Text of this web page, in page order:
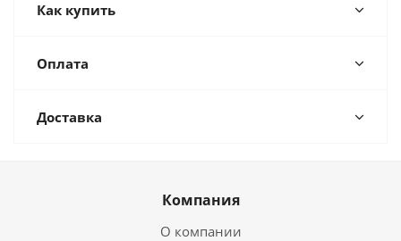
Как купить
Оплата
Доставка
Компания
О компании